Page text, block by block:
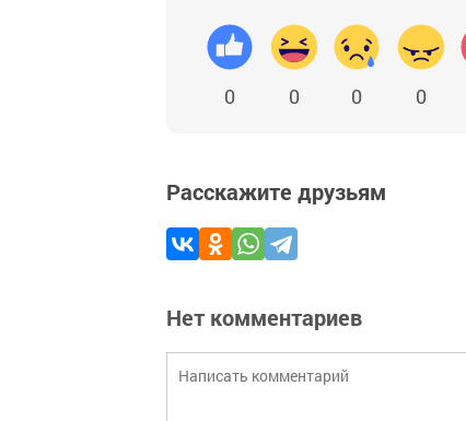
0 0 0 0
Расскажите друзьям
Нет комментариев